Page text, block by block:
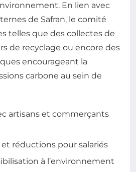
En lien avec
de Safran, le comité
telles que des collectes de
de recyclage ou encore des
encourageant la
carbone au sein de
artisans et commerçants
et réductions pour salariés
à l’environnement